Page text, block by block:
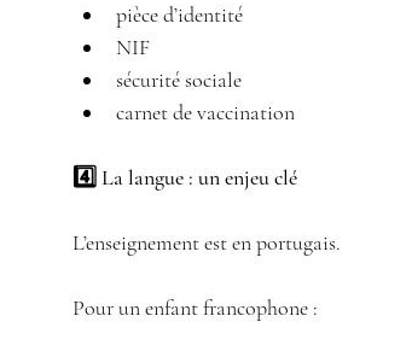
pièce d’identité
NIF
sécurité sociale
carnet de vaccination
4️⃣ La langue : un enjeu clé
L’enseignement est en portugais.
Pour un enfant francophone :